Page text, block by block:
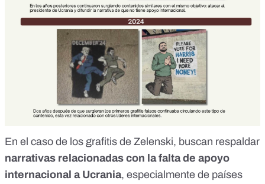
En el caso de los grafitis de Zelenski, buscan respaldar
narrativas relacionadas con la falta de apoyo
internacional a Ucrania, especialmente de países